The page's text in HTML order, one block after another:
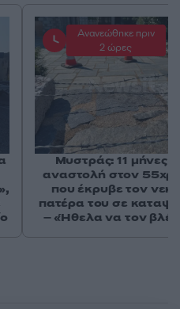
Ανανεώθηκε πριν
2 ώρες
Μυστράς: 11 μήνες
αναστολή στον
που έκρυβε τον
πατέρα του σε
– «Ήθελα να τον